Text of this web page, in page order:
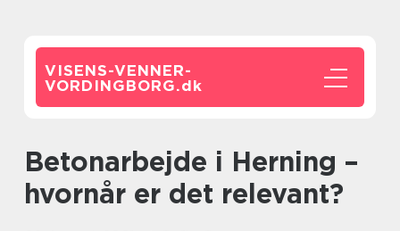
VISENS-VENNER-
VORDINGBORG.dk
Betonarbejde i Herning –
hvornår er det relevant?